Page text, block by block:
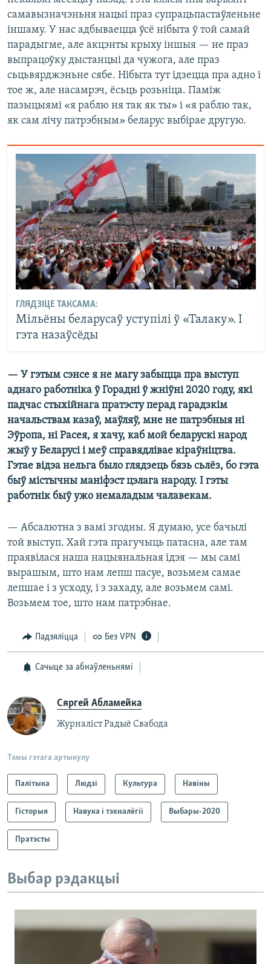
самавызначэньня нацыі праз супрацьпастаўленьне
іншаму. У нас адбываецца ўсё нібыта ў той самай
парадыгме, але акцэнты крыху іншыя — не праз
выпрацоўку дыстанцыі да чужога, але праз
сьцьвярджэньне сябе. Нібыта тут ідзецца пра адно і
тое ж, але насамрэч, ёсьць розьніца. Паміж
пазыцыямі «я раблю ня так як ты» і «я раблю так,
як сам лічу патрэбным» беларус выбірае другую.
ГЛЯДЗІЦЕ ТАКСАМА:
Мільёны беларусаў уступілі ў «Талаку». І
гэта назаўсёды
— У гэтым сэнсе я не магу забыцца пра выступ
аднаго работніка ў Горадні ў жніўні 2020 году, які
падчас стыхійнага пратэсту перад гарадзкім
начальствам казаў, маўляў, мне не патрэбныя ні
Эўропа, ні Расея, я хачу, каб мой беларускі народ
жыў у Беларусі і меў справядлівае кіраўніцтва.
Гэтае відэа нельга было глядзець бязь сьлёз, бо гэта
быў містычны маніфэст цэлага народу. І гэты
работнік быў ужо немаладым чалавекам.
— Абсалютна з вамі згодны. Я думаю, усе бачылі
той выступ. Хай гэта прагучыць патасна, але там
праявілася наша нацыянальная ідэя — мы самі
вырашым, што нам лепш пасуе, возьмем самае
лепшае і з усходу, і з захаду, але возьмем самі.
Возьмем тое, што нам патрэбнае.
Падзяліцца Без VPN
Сачыце за абнаўленьнямі
Сяргей Абламейка
Журналіст Радыё Свабода
Тэмы гэтага артыкулу
Палітыка Людзі Культура Навіны
Гісторыя Навука і тэхналёгіі Выбары-2020
Пратэсты
Выбар рэдакцыі